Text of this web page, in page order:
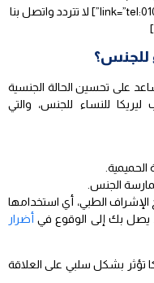
link=”tel:01020226226″ type=”big” newwindow=”yes”] لا تتردد واتصل بنا
للجنس؟
على تحسين الحالة الجنسية
للنساء للجنس، والتي
الحميمية.
الجنس.
الإشراف الطبي، أي استخدامها
يصل بك إلى الوقوع في أضرار
تؤثر بشكل سلبي على العلاقة